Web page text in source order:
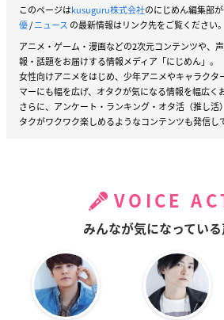
このページはkusuguru株式会社のにじめん編集部
優/ニュース の最新情報はリンク先をご覧ください。
アニメ・ゲーム・漫画などの2次元コンテンツや、
報・話題をお届けする情報メディア「にじめん」。
女性向けアニメをはじめ、少年アニメやキャラクタ
マーにも幅を広げ、オタクが気になる情報を幅広く
さらに、アンケート・ランキング・オタ活（推し活
タクがワクワク楽しめるようなコンテンツも発信し
VOICE
みんなが気になってい